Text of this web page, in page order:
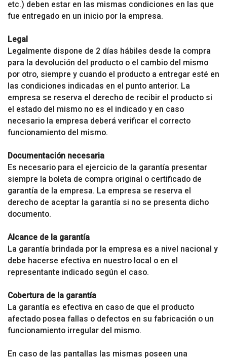
etc.) deben estar en las mismas condiciones en las que
fue entregado en un inicio por la empresa.
Legal
Legalmente dispone de 2 días hábiles desde la compra
para la devolución del producto o el cambio del mismo
por otro, siempre y cuando el producto a entregar esté en
las condiciones indicadas en el punto anterior. La
empresa se reserva el derecho de recibir el producto si
el estado del mismo no es el indicado y en caso
necesario la empresa deberá verificar el correcto
funcionamiento del mismo.
Documentación necesaria
Es necesario para el ejercicio de la garantía presentar
siempre la boleta de compra original o certificado de
garantía de la empresa. La empresa se reserva el
derecho de aceptar la garantía si no se presenta dicho
documento.
Alcance de la garantía
La garantía brindada por la empresa es a nivel nacional y
debe hacerse efectiva en nuestro local o en el
representante indicado según el caso.
Cobertura de la garantía
La garantía es efectiva en caso de que el producto
afectado posea fallas o defectos en su fabricación o un
funcionamiento irregular del mismo.
En caso de las pantallas las mismas poseen una